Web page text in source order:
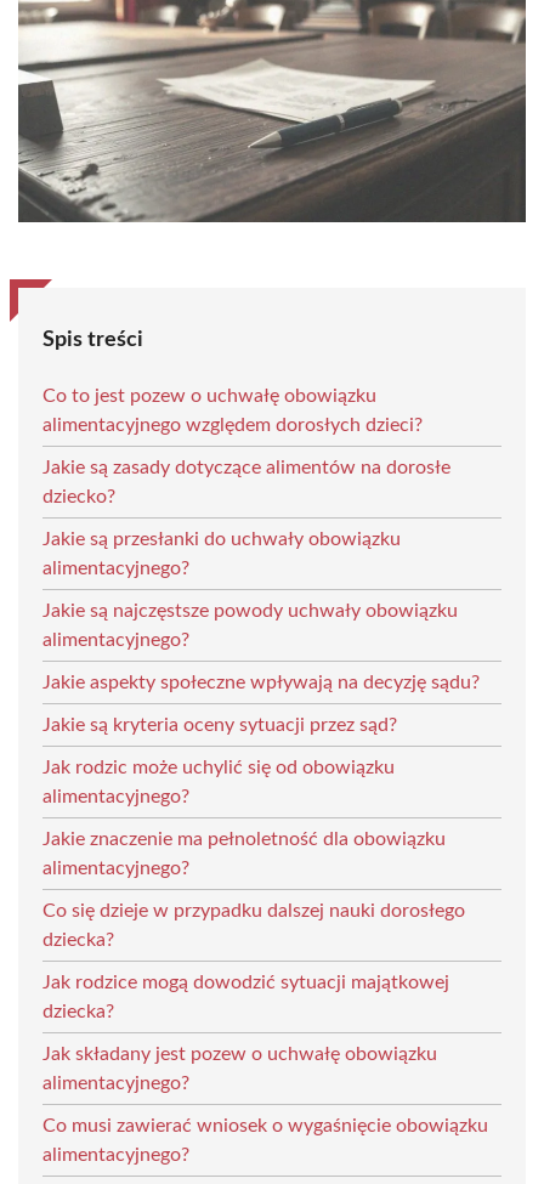
Spis treści
Co to jest pozew o uchwałę obowiązku
alimentacyjnego względem dorosłych dzieci?
Jakie są zasady dotyczące alimentów na dorosłe
dziecko?
Jakie są przesłanki do uchwały obowiązku
alimentacyjnego?
Jakie są najczęstsze powody uchwały obowiązku
alimentacyjnego?
Jakie aspekty społeczne wpływają na decyzję sądu?
Jakie są kryteria oceny sytuacji przez sąd?
Jak rodzic może uchylić się od obowiązku
alimentacyjnego?
Jakie znaczenie ma pełnoletność dla obowiązku
alimentacyjnego?
Co się dzieje w przypadku dalszej nauki dorosłego
dziecka?
Jak rodzice mogą dowodzić sytuacji majątkowej
dziecka?
Jak składany jest pozew o uchwałę obowiązku
alimentacyjnego?
Co musi zawierać wniosek o wygaśnięcie obowiązku
alimentacyjnego?